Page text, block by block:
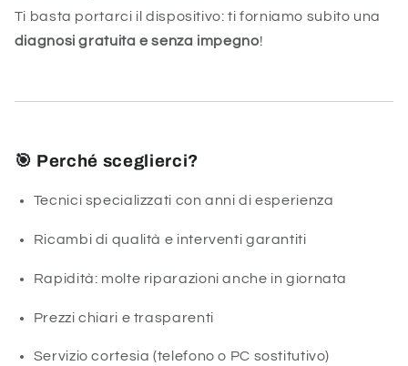
Ti basta portarci il dispositivo: ti forniamo subito una
diagnosi gratuita e senza impegno!
🎯 Perché sceglierci?
Tecnici specializzati con anni di esperienza
Ricambi di qualità e interventi garantiti
Rapidità: molte riparazioni anche in giornata
Prezzi chiari e trasparenti
Servizio cortesia (telefono o PC sostitutivo)